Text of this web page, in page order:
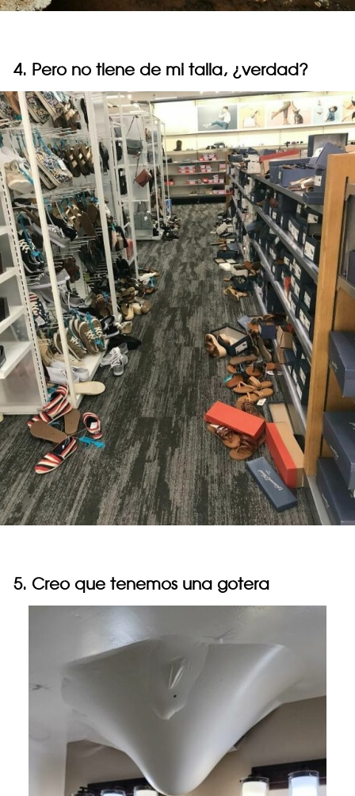
4. Pero no tiene de mi talla, ¿verdad?
5. Creo que tenemos una gotera